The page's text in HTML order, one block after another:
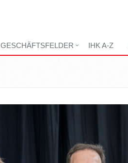
GESCHÄFTSFELDER IHK A-Z